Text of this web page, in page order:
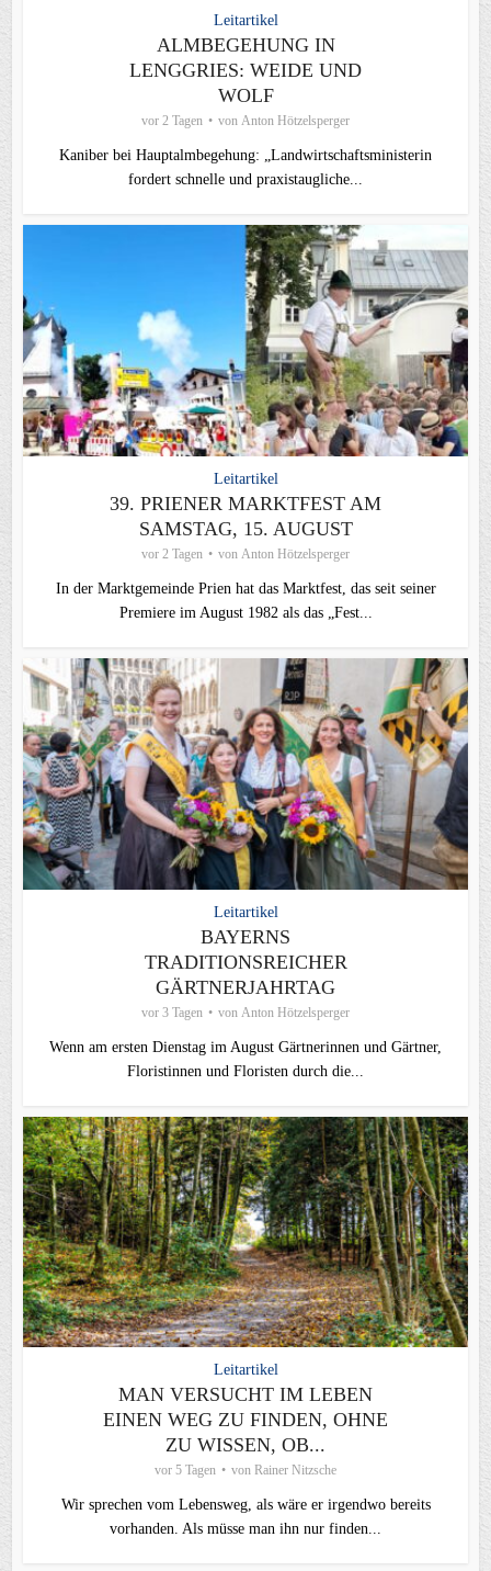
Leitartikel
ALMBEGEHUNG IN
LENGGRIES: WEIDE UND
WOLF
vor 2 Tagen von Anton Hötzelsperger
Kaniber bei Hauptalmbegehung: „Landwirtschaftsministerin
fordert schnelle und praxistaugliche...
Leitartikel
39. PRIENER MARKTFEST AM
SAMSTAG, 15. AUGUST
vor 2 Tagen von Anton Hötzelsperger
In der Marktgemeinde Prien hat das Marktfest, das seit seiner
Premiere im August 1982 als das „Fest...
Leitartikel
BAYERNS
TRADITIONSREICHER
GÄRTNERJAHRTAG
vor 3 Tagen von Anton Hötzelsperger
Wenn am ersten Dienstag im August Gärtnerinnen und Gärtner,
Floristinnen und Floristen durch die...
Leitartikel
MAN VERSUCHT IM LEBEN
EINEN WEG ZU FINDEN, OHNE
ZU WISSEN, OB...
vor 5 Tagen von Rainer Nitzsche
Wir sprechen vom Lebensweg, als wäre er irgendwo bereits
vorhanden. Als müsse man ihn nur finden...